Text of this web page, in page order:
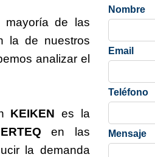
mayoría de las
la de nuestros
analizar el
KEIKEN es la
en las
la demanda
Nombre
Email
Teléfono
Mensaje